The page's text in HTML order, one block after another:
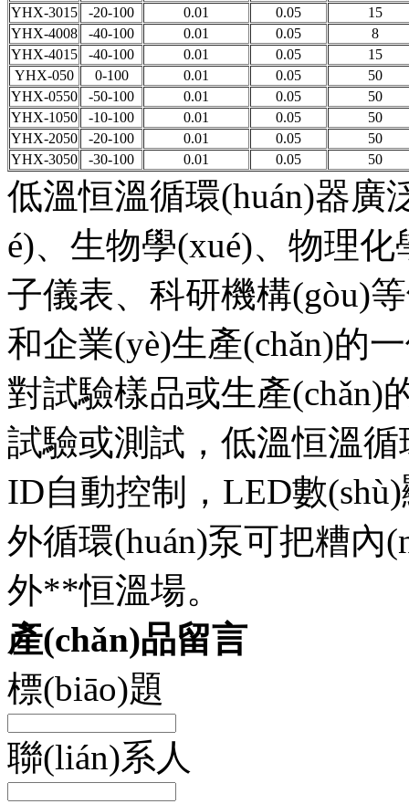
YHX-3015 -20-100 0.01 0.05
15
YHX-4008
-40-100 0.01 0.05
8
YHX-4015
-40-100 0.01 0.05
15
YHX-050
0-100 0.01 0.05
50
YHX-0550
-50-100 0.01 0.05
50
YHX-1050
-10-100 0.01 0.05
50
YHX-2050
-20-100 0.01 0.05
50
YHX-3050
-30-100 0.01 0.05 50
低溫恒溫循環(huán)器廣
é)、生物學(xué)、物理
子儀表、科研機構(gòu)
和企業(yè)生產(chǎn)的
對試驗樣品或生產(chǎn)
試驗或測試，低溫恒溫循
ID自動控制，LED數
外循環(huán)泵可把糟內
外**恒溫場。
產(chǎn)品留言
標(biāo)題
聯(lián)系人